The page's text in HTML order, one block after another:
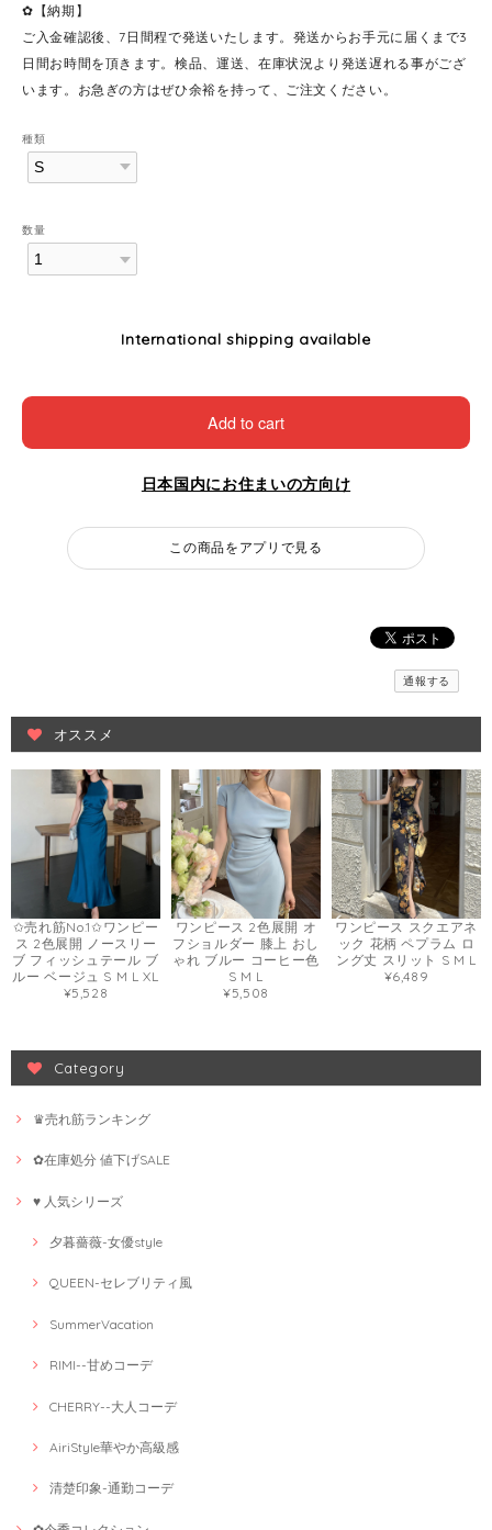
✿【納期】
ご入金確認後、7日間程で発送いたします。発送からお手元に届くまで3
日間お時間を頂きます。検品、運送、在庫状況より発送遅れる事がござ
います。お急ぎの方はぜひ余裕を持って、ご注文ください。
種類
数量
International shipping available
Add to cart
日本国内にお住まいの方向け
この商品をアプリで見る
通報する
オススメ
✩売れ筋No.1✩ワンピー
ス 2色展開 ノースリー
ブ フィッシュテール ブ
ルー ベージュ S M L XL
¥5,528
ワンピース 2色展開 オ
フショルダー 膝上 おし
ゃれ ブルー コーヒー色
S M L
¥5,508
ワンピース スクエアネ
ック 花柄 ペプラム ロ
ング丈 スリット S M L
¥6,489
Category
♛売れ筋ランキング
✿在庫処分 値下げSALE
♥ 人気シリーズ
夕暮薔薇-女優style
QUEEN-セレブリティ風
SummerVacation
RIMI--甘めコーデ
CHERRY--大人コーデ
AiriStyle華やか高級感
清楚印象-通勤コーデ